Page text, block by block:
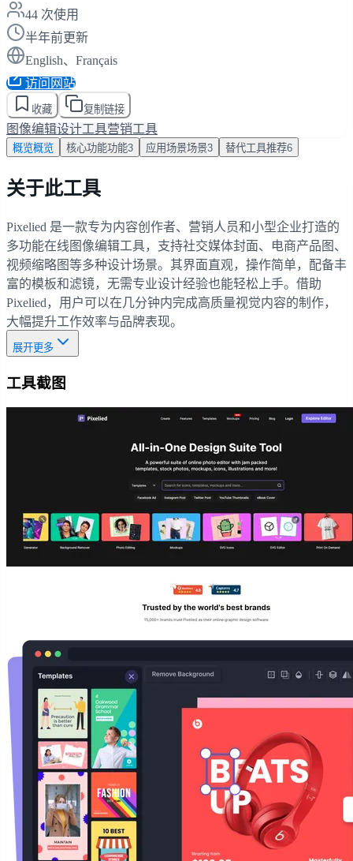
44 次使用
半年前更新
English、Français
访问网站
收藏 复制链接
图像编辑设计工具营销工具
概览概览 核心功能功能3 应用场景场景3 替代工具推荐6
关于此工具
Pixelied 是一款专为内容创作者、营销人员和小型企业打造的
多功能在线图像编辑工具，支持社交媒体封面、电商产品图、
视频缩略图等多种设计场景。其界面直观，操作简单，配备丰
富的模板和滤镜，无需专业设计经验也能轻松上手。借助
Pixelied，用户可以在几分钟内完成高质量视觉内容的制作，
大幅提升工作效率与品牌表现。
展开更多
工具截图